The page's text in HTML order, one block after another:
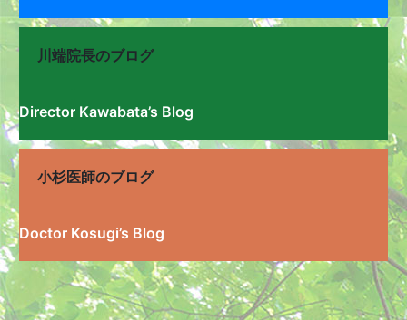
川端院長のブログ
Director Kawabata’s Blog
小杉医師のブログ
Doctor Kosugi’s Blog